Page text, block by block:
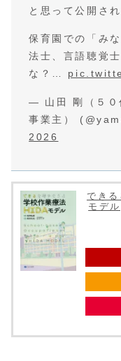
と思って公開さ
保育園での「み
法士、言語聴覚
な？…
— 山田 剛（５０
事業主）
2026
でき
モデ